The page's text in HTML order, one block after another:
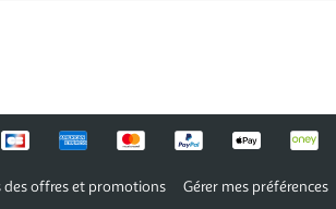
des offres et promotions Gérer mes préférences